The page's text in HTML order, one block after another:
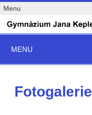
Menu
MENU
Fotogalerie